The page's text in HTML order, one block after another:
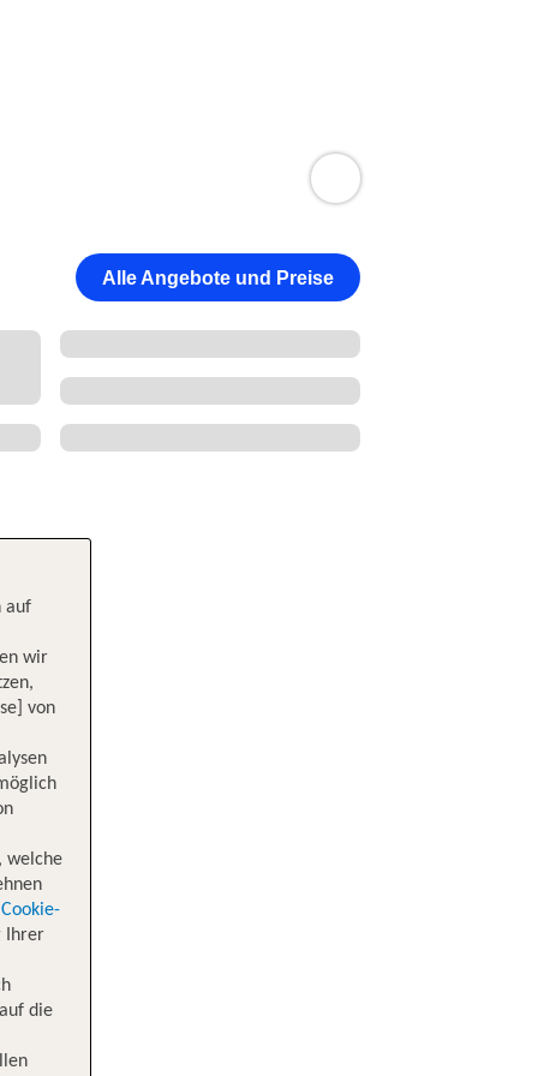
Alle Angebote und Preise
auf
wir
von
welche
Cookie-
Ihrer
die